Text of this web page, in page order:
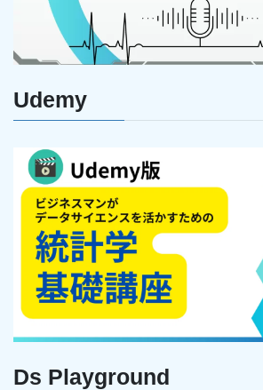
Udemy
Ds Playground